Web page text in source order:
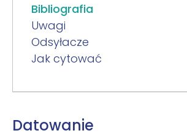
Bibliografia
Uwagi
Odsyłacze
Jak cytować
Datowanie